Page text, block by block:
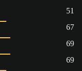
51
67
69
69